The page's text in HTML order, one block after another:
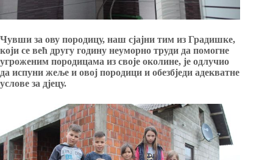
Чувши за ову породицу, наш сјајни тим из Градишке,
који се већ другу годину неуморно труди да помогне
угроженим породицама из своје околине, је одлучио
да испуни жеље и овој породици и обезбједи адекватне
услове за дјецу.